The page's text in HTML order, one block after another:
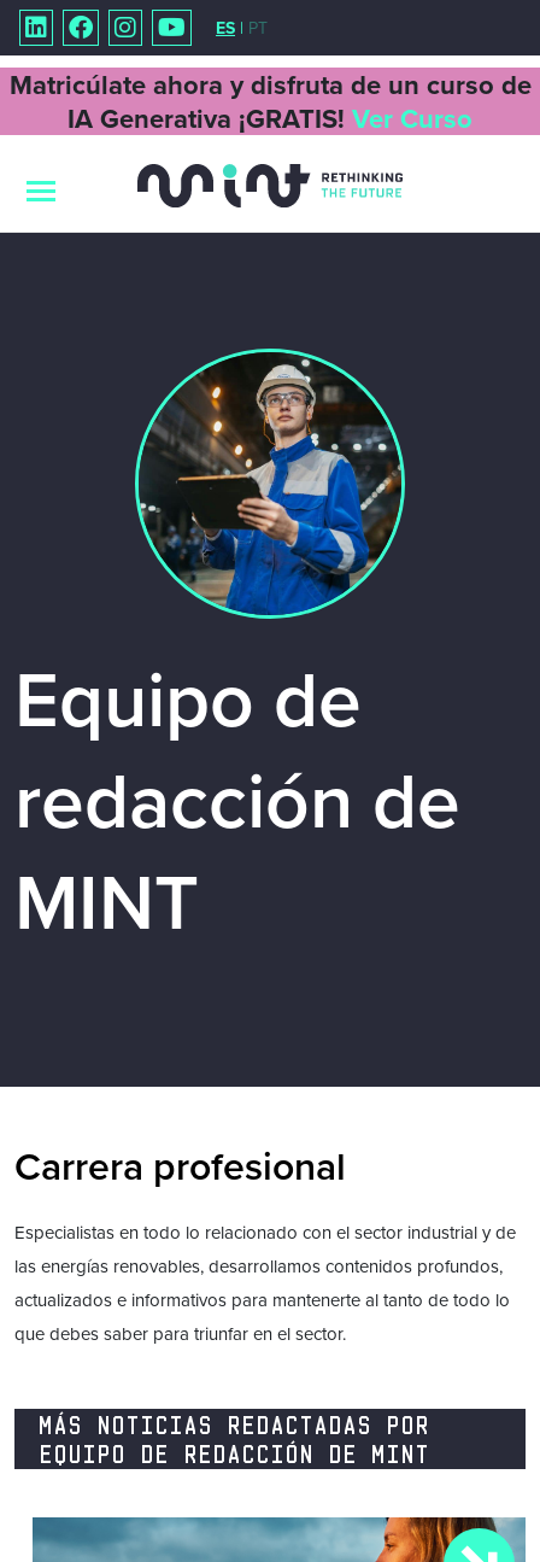
ES | PT
Matricúlate ahora y disfruta de un curso de
IA Generativa ¡GRATIS! Ver Curso
Equipo de
redacción de
MINT
Carrera profesional
Especialistas en todo lo relacionado con el sector industrial y de
las energías renovables, desarrollamos contenidos profundos,
actualizados e informativos para mantenerte al tanto de todo lo
que debes saber para triunfar en el sector.
MÁS NOTICIAS REDACTADAS POR
EQUIPO DE REDACCIÓN DE MINT